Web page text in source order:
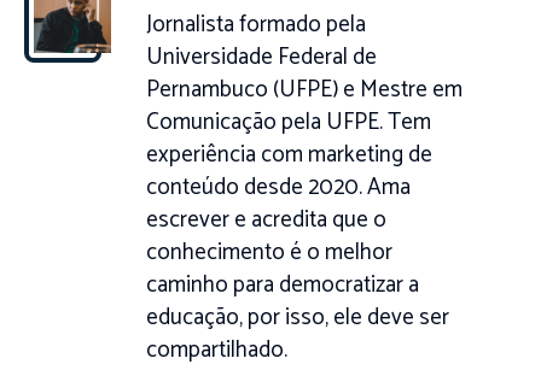
Jornalista formado pela
Universidade Federal de
Pernambuco (UFPE) e Mestre em
Comunicação pela UFPE. Tem
experiência com marketing de
conteúdo desde 2020. Ama
escrever e acredita que o
conhecimento é o melhor
caminho para democratizar a
educação, por isso, ele deve ser
compartilhado.